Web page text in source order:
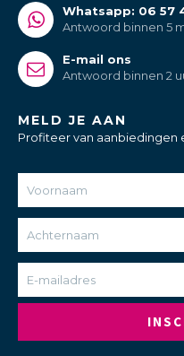
Whatsapp: 06 57
Antwoord binnen 5
E-mail ons
Antwoord binnen 2
MELD JE AAN
Profiteer van aanbiedingen